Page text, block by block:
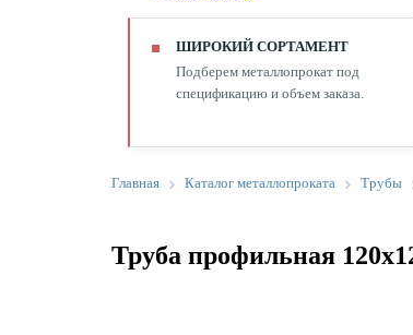
ШИРОКИЙ СОРТАМЕНТ
Подберем металлопрокат под
спецификацию и объем заказа.
Главная Каталог металлопроката Трубы
Труба профильная